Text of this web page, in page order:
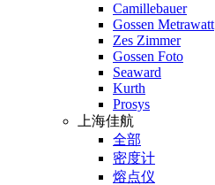
Camillebauer
Gossen Metrawatt
Zes Zimmer
Gossen Foto
Seaward
Kurth
Prosys
上海佳航
全部
密度计
熔点仪